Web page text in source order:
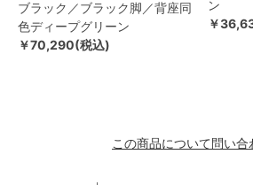
ブラック／ブラック脚／背座同
色ディープグリーン
￥70,290(税込)
ン
￥
この商品について問い合